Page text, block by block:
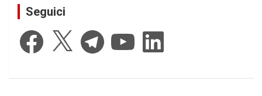
Seguici
Facebook Telegram YouTube LinkedIn